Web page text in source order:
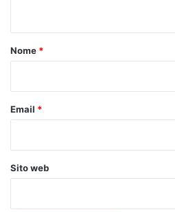
o
Nome *
Email *
Sito web